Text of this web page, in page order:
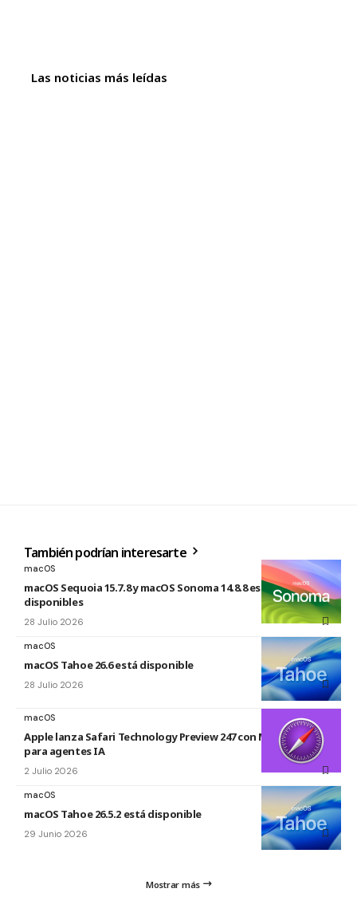
Las noticias más leídas
También podrían interesarte
macOS
macOS Sequoia 15.7.8 y macOS Sonoma 14.8.8 están
disponibles
28 Julio 2026
macOS
macOS Tahoe 26.6 está disponible
28 Julio 2026
macOS
Apple lanza Safari Technology Preview 247 con MCP Server
para agentes IA
2 Julio 2026
macOS
macOS Tahoe 26.5.2 está disponible
29 Junio 2026
Mostrar más